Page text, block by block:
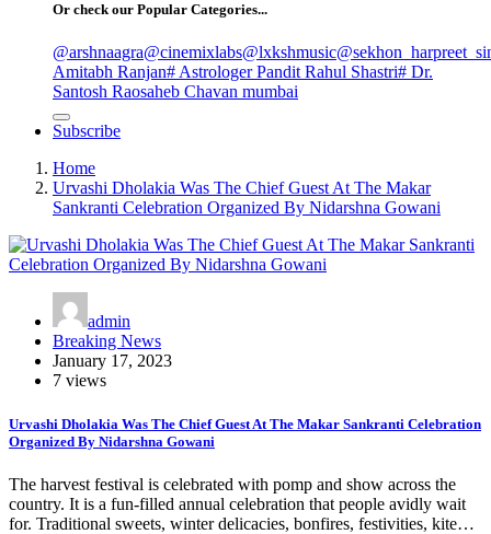
Or check our Popular Categories...
@arshnaagra@cinemixlabs@lxkshmusic
Amitabh Ranjan# Astrologer Pandit Rahul Shastri# Dr.
Santosh Raosaheb Chavan mumbai
Subscribe
Home
Urvashi Dholakia Was The Chief Guest At The Makar
Sankranti Celebration Organized By Nidarshna Gowani
admin
Breaking News
January 17, 2023
7 views
Urvashi Dholakia Was The Chief Guest At The Makar Sankranti Celebration
Organized By Nidarshna Gowani
The harvest festival is celebrated with pomp and show across the
country. It is a fun-filled annual celebration that people avidly wait
for. Traditional sweets, winter delicacies, bonfires, festivities, kite…